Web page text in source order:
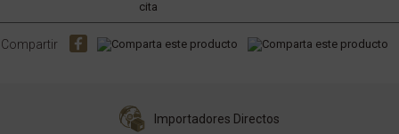
Compartir
Importadores Directos